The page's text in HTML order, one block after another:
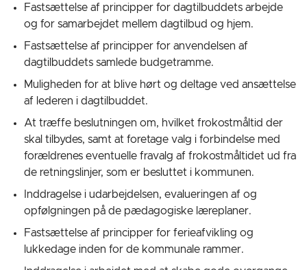
Fastsættelse af principper for dagtilbuddets arbejde
og for samarbejdet mellem dagtilbud og hjem.
Fastsættelse af principper for anvendelsen af
dagtilbuddets samlede budgetramme.
Muligheden for at blive hørt og deltage ved ansættelse
af lederen i dagtilbuddet.
At træffe beslutningen om, hvilket frokostmåltid der
skal tilbydes, samt at foretage valg i forbindelse med
forældrenes eventuelle fravalg af frokostmåltidet ud fra
de retningslinjer, som er besluttet i kommunen.
Inddragelse i udarbejdelsen, evalueringen af og
opfølgningen på de pædagogiske læreplaner.
Fastsættelse af principper for ferieafvikling og
lukkedage inden for de kommunale rammer.